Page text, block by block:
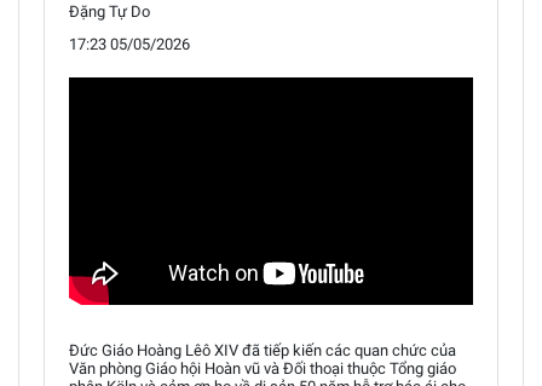
Đặng Tự Do
17:23 05/05/2026
Đức Giáo Hoàng Lêô XIV đã tiếp kiến các quan chức của
Văn phòng Giáo hội Hoàn vũ và Đối thoại thuộc Tổng giáo